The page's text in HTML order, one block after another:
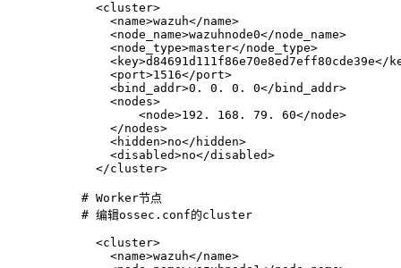
  <cluster>
    <name>wazuh</name>
    <node_name>wazuhnode0</node_name>
    <node_type>master</node_type>
<key>d84691d111f86e70e8ed7eff80cde39e</
    <port>1516</port>
    <bind_addr>0. 0. 0. 0</bind_addr>
    <nodes>
        <node>192. 168. 79. 60</node>
    </nodes>
    <hidden>no</hidden>
    <disabled>no</disabled>
  </cluster>
# Worker节点
# 编辑ossec.conf的cluster
  <cluster>
    <name>wazuh</name>